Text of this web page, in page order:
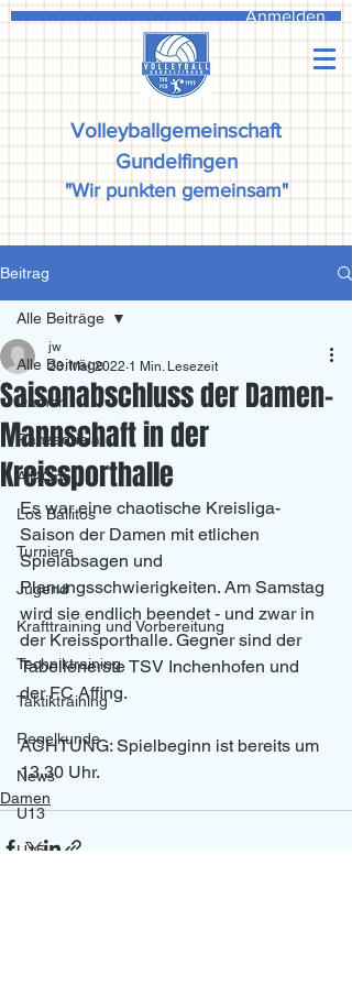
Anmelden
Volleyballgemeinschaft
Gundelfingen
"Wir punkten gemeinsam"
Beitrag
Alle Beiträge
Damen
Ranzadriala
All4One
Los Ballitos
Turniere
Jugend
Krafttraining und Vorbereitung
Techniktraining
Taktiktraining
Regelkunde
News
U13
U15
Alle Beiträge
Saisonabschluss der Damen-
Mannschaft in der
Kreissporthalle
jw
23. Mai 2022 1 Min. Lesezeit
Es war eine chaotische Kreisliga-
Saison der Damen mit etlichen
Spielabsagen und
Planungsschwierigkeiten. Am Samstag
wird sie endlich beendet - und zwar in
der Kreissporthalle. Gegner sind der
Tabellenerste TSV Inchenhofen und
der FC Affing.
ACHTUNG: Spielbeginn ist bereits um
13.30 Uhr.
Damen